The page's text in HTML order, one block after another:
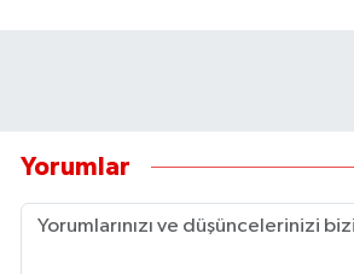
Yorumlar